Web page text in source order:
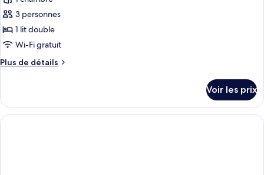
pour
ce
type
chambre :
3 personnes
1 lit double
Wi-Fi gratuit
Plus de détails
Plus
le
type
de
Voir les prix